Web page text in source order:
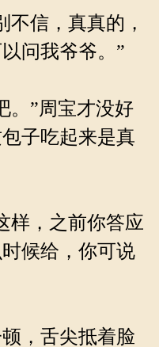
信，真真的，
问我爷爷。”
。”周宝才没好
子吃起来是真
样，之前你答应
候给，你可说
，舌尖抵着脸